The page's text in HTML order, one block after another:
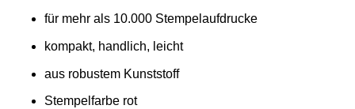
für mehr als 10.000 Stempelaufdrucke
kompakt, handlich, leicht
aus robustem Kunststoff
Stempelfarbe rot